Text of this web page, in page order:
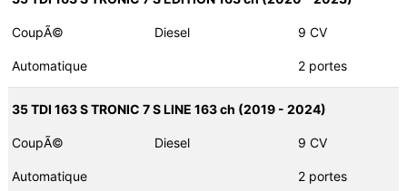
CoupÃ© Diesel 9 CV
Automatique 2 portes
35 TDI 163 S TRONIC 7 S LINE 163 ch (2019 - 2024)
CoupÃ© Diesel 9 CV
Automatique 2 portes